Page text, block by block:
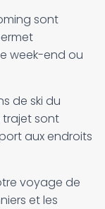
sont
week-end ou
de ski du
trajet sont
aux endroits
voyage de
et les